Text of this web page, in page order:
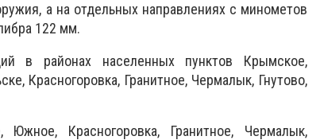
а на отдельных направлениях с минометов
122 мм.
в районах населенных пунктов Крымское,
Красногоровка, Гранитное, Чермалык, Гнутово,
Красногоровка, Гранитное, Чермалык,